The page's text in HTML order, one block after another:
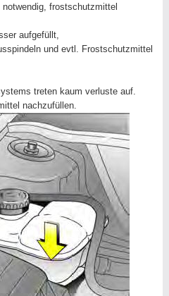
frostschutzmittel
aufgefüllt,
und evtl. Frostschutzmittel
treten kaum verluste auf.
nachzufüllen.